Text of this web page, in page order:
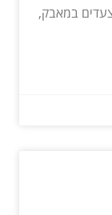
במאבק,